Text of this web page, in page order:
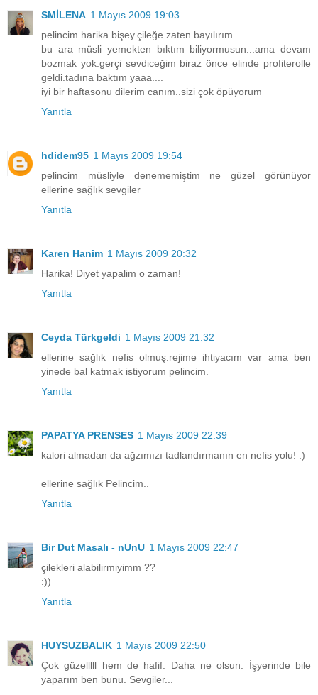
SMİLENA 1 Mayıs 2009 19:03
pelincim harika bişey.çileğe zaten bayılırım.
bu ara müsli yemekten bıktım biliyormusun...ama devam
bozmak yok.gerçi sevdiceğim biraz önce elinde profiterolle
geldi.tadına baktım yaaa....
iyi bir haftasonu dilerim canım..sizi çok öpüyorum
Yanıtla
hdidem95 1 Mayıs 2009 19:54
pelincim müsliyle denememiştim ne güzel görünüyor
ellerine sağlık sevgiler
Yanıtla
Karen Hanim 1 Mayıs 2009 20:32
Harika! Diyet yapalim o zaman!
Yanıtla
Ceyda Türkgeldi 1 Mayıs 2009 21:32
ellerine sağlık nefis olmuş.rejime ihtiyacım var ama ben
yinede bal katmak istiyorum pelincim.
Yanıtla
PAPATYA PRENSES 1 Mayıs 2009 22:39
kalori almadan da ağzımızı tadlandırmanın en nefis yolu! :)
ellerine sağlık Pelincim..
Yanıtla
Bir Dut Masalı - nUnU 1 Mayıs 2009 22:47
çilekleri alabilirmiyimm ??
:))
Yanıtla
HUYSUZBALIK 1 Mayıs 2009 22:50
Çok güzelllll hem de hafif. Daha ne olsun. İşyerinde bile
yaparım ben bunu. Sevgiler...